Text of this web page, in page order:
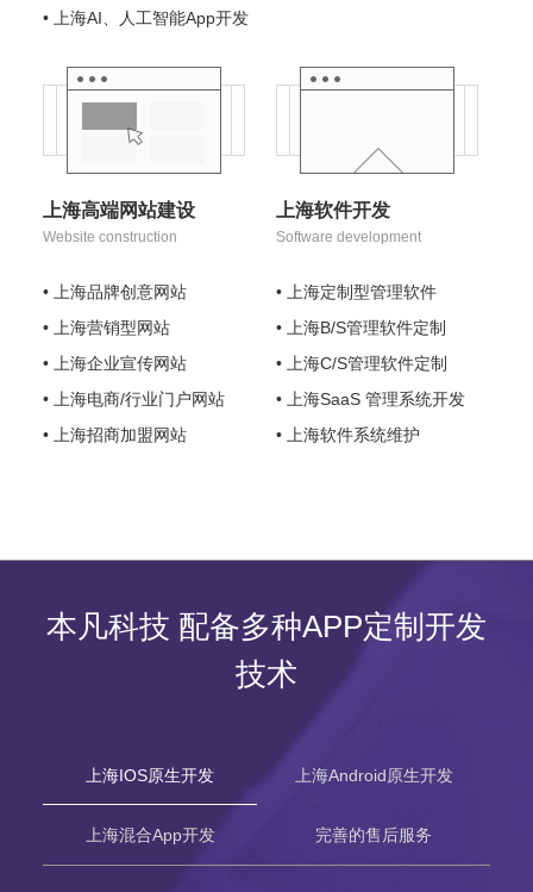
• 上海AI、人工智能App开发
上海高端网站建设
Website construction
• 上海品牌创意网站
• 上海营销型网站
• 上海企业宣传网站
• 上海电商/行业门户网站
• 上海招商加盟网站
上海软件开发
Software development
• 上海定制型管理软件
• 上海B/S管理软件定制
• 上海C/S管理软件定制
• 上海SaaS 管理系统开发
• 上海软件系统维护
本凡科技 配备多种APP定制开发
技术
上海IOS原生开发 上海Android原生开发
上海混合App开发 完善的售后服务